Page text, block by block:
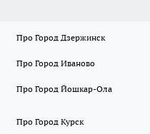
Про Город Дзержинск
Про Город Иваново
Про Город Йошкар-Ола
Про Город Курск